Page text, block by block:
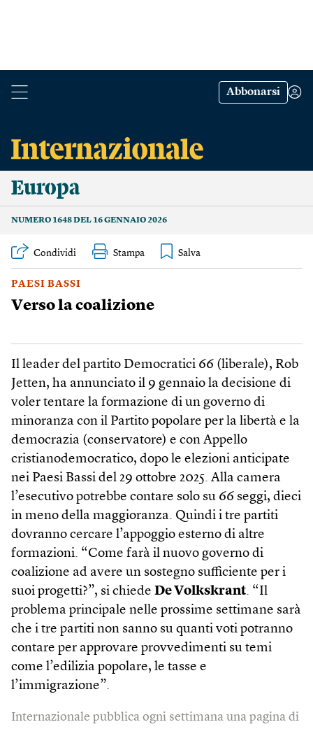
Abbonarsi
Europa
NUMERO 1648 DEL 16 GENNAIO 2026
Condividi Stampa
PAESI BASSI
Verso la coalizione
Il leader del partito Democratici 66 (liberale), Rob
Jetten, ha annunciato il 9 gennaio la decisione di
voler tentare la formazione di un governo di
minoranza con il Partito popolare per la libertà e la
democrazia (conservatore) e con Appello
cristianodemocratico, dopo le elezioni anticipate
nei Paesi Bassi del 29 ottobre 2025. Alla camera
l’esecutivo potrebbe contare solo su 66 seggi, dieci
in meno della maggioranza. Quindi i tre partiti
dovranno cercare l’appoggio esterno di altre
formazioni. “Come farà il nuovo governo di
coalizione ad avere un sostegno sufficiente per i
suoi progetti?”, si chiede De Volkskrant. “Il
problema principale nelle prossime settimane sarà
che i tre partiti non sanno su quanti voti potranno
contare per approvare provvedimenti su temi
come l’edilizia popolare, le tasse e
l’immigrazione”.
Internazionale pubblica ogni settimana una pagina di